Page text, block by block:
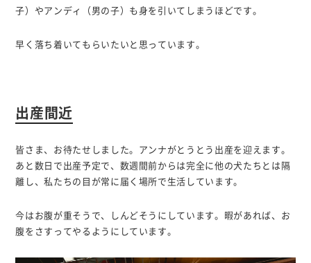
子）やアンディ（男の子）も身を引いてしまうほどです。
早く落ち着いてもらいたいと思っています。
出産間近
皆さま、お待たせしました。アンナがとうとう出産を迎えます。
あと数日で出産予定で、数週間前からは完全に他の犬たちとは隔
離し、私たちの目が常に届く場所で生活しています。
今はお腹が重そうで、しんどそうにしています。暇があれば、お
腹をさすってやるようにしています。